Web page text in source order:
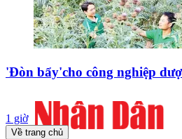
'Đòn bẩy'cho công nghiệp
1 giờ
Về trang chủ